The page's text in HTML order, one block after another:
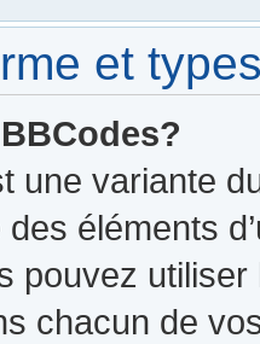
et
une variante
éléments
pouvez
chacun de